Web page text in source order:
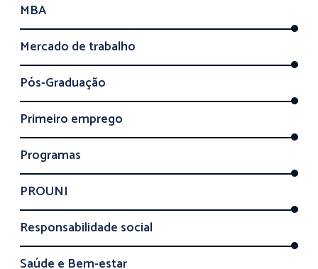
MBA
Mercado de trabalho
Pós-Graduação
Primeiro emprego
Programas
PROUNI
Responsabilidade social
Saúde e Bem-estar